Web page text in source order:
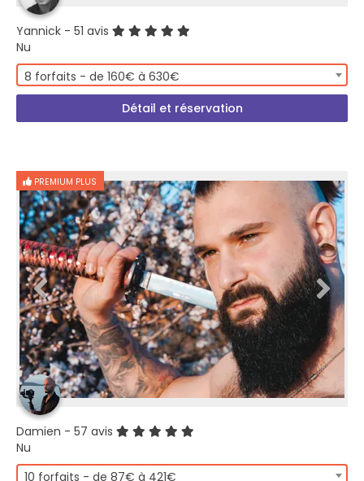
Yannick - 51 avis
Nu
8 forfaits - de 160€ à 630€
Détail et réservation
PREMIUM PLUS
Damien - 57 avis
Nu
10 forfaits - de 87€ à 421€